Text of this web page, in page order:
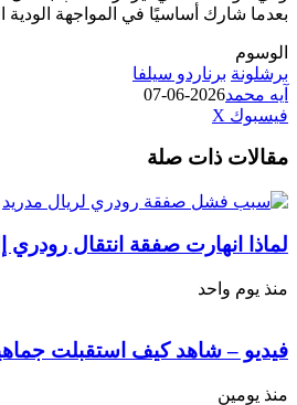
بعدما شارك أساسيًا في المواجهة الودية
الوسوم
برشلونة برناردو سيلفا
آيه محمد2026-06-07
فيسبوك ‫X
البريد
مقالات ذات صلة
لماذا انهارت صفقة انتقال رودري
منذ يوم واحد
فيديو – شاهد كيف استقبلت
منذ يومين